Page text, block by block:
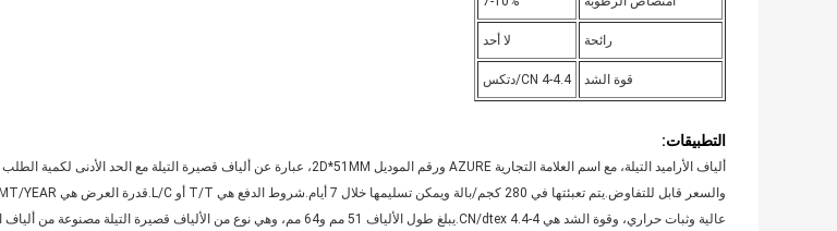
رائحة لا أحد
قوة الشد 4-4.4 CN/دتكس
التطبيقات:
عالية وثبات حراري، وقوة الشد هي 4-4.4 CN/dtex.يبلغ طول الألياف 51 مم و64 مم، وهي نوع من الألياف قصيرة التيلة مصنوعة من ألياف الأراميد.